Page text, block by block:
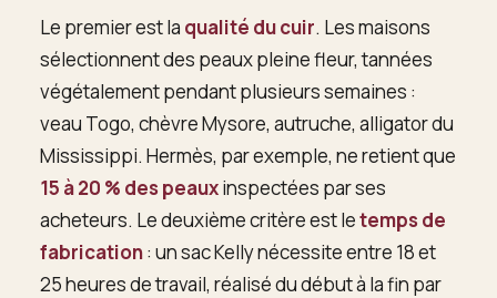
Le premier est la qualité du cuir. Les maisons
sélectionnent des peaux pleine fleur, tannées
végétalement pendant plusieurs semaines :
veau Togo, chèvre Mysore, autruche, alligator du
Mississippi. Hermès, par exemple, ne retient que
15 à 20 % des peauxinspectées par ses
acheteurs. Le deuxième critère est letemps de
fabrication: un sac Kelly nécessite entre 18 et
25 heures de travail, réalisé du début à la fin par